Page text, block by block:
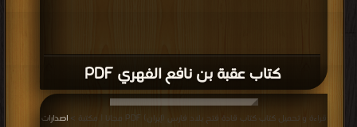
كتاب عقبة بن نافع الفهري PDF
قراءة و تحميل كتاب كتاب قادة فتح بلاد فارس (إيران) PDF مجانا | مكتبة >
اصدارات